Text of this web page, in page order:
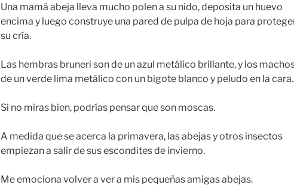
Una mamá abeja lleva mucho polen a su nido, deposita un huevo
encima y luego construye una pared de pulpa de hoja para
su cría.
Las hembras bruneri son de un azul metálico brillante, y los
de un verde lima metálico con un bigote blanco y peludo en la cara.
Si no miras bien, podrías pensar que son moscas.
A medida que se acerca la primavera, las abejas y otros insectos
empiezan a salir de sus escondites de invierno.
Me emociona volver a ver a mis pequeñas amigas abejas.